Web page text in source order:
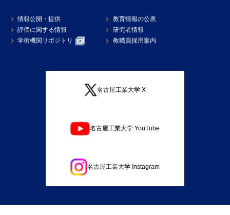
情報公開・提供
教育情報の公表
評価に関する情報
研究者情報
学術機関リポジトリ
教職員採用案内
名古屋工業大学 X
名古屋工業大学 YouTube
名古屋工業大学 Instagram